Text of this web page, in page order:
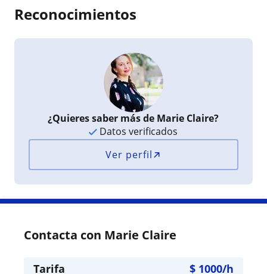
Reconocimientos
¿Quieres saber más de Marie Claire?
Datos verificados
Ver perfil
Contacta con Marie Claire
Tarifa $ 1000/h